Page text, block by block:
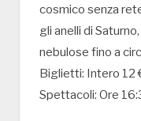
cosmico senza
gli anelli di
nebulose fino a
Biglietti: Intero 12
Spettacoli: Ore